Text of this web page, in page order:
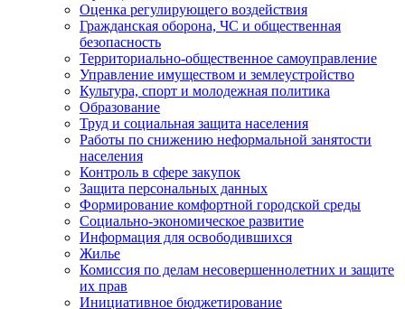
Оценка регулирующего воздействия
Гражданская оборона, ЧС и общественная
безопасность
Территориально-общественное самоуправление
Управление имуществом и землеустройство
Культура, спорт и молодежная политика
Образование
Труд и социальная защита населения
Работы по снижению неформальной занятости
населения
Контроль в сфере закупок
Защита персональных данных
Формирование комфортной городской среды
Социально-экономическое развитие
Информация для освободившихся
Жилье
Комиссия по делам несовершеннолетних и защите
их прав
Инициативное бюджетирование